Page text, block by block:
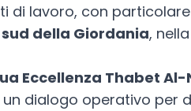
di lavoro, con
della Giordania,
Eccellenza Thabet Al-
dialogo operativo per